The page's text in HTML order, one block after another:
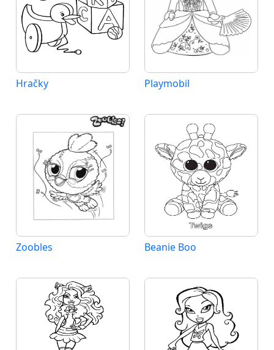
Hračky Playmobil
Zoobles Beanie Boo